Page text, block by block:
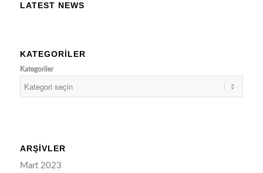
LATEST NEWS
KATEGORILER
Kategoriler
ARŞIVLER
Mart 2023